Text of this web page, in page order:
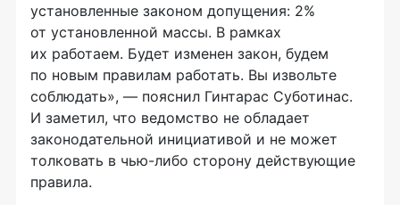
установленные законом допущения: 2%
от установленной массы. В рамках
их работаем. Будет изменен закон, будем
по новым правилам работать. Вы извольте
соблюдать», — пояснил Гинтарас Суботинас.
И заметил, что ведомство не обладает
законодательной инициативой и не может
толковать в чью-либо сторону действующие
правила.